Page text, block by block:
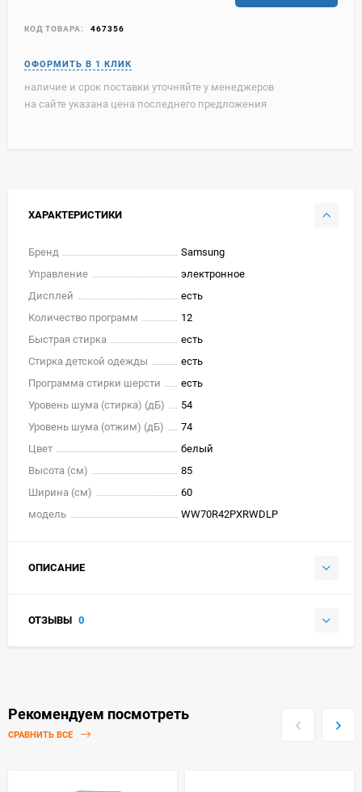
КОД ТОВАРА: 467356
наличие и срок поставки уточняйте у менеджеров
на сайте указана цена последнего предложения
ХАРАКТЕРИСТИКИ
Бренд
Samsung
Управление
электронное
Дисплей
есть
Количество программ
12
Быстрая стирка
есть
Стирка детской одежды
есть
Программа стирки шерсти
есть
Уровень шума (стирка) (дБ)
54
Уровень шума (отжим) (дБ)
74
Цвет
белый
Высота (см)
85
Ширина (см)
60
модель
WW70R42PXRWDLP
ОПИСАНИЕ
ОТЗЫВЫ 0
Рекомендуем посмотреть
СРАВНИТЬ ВСЕ